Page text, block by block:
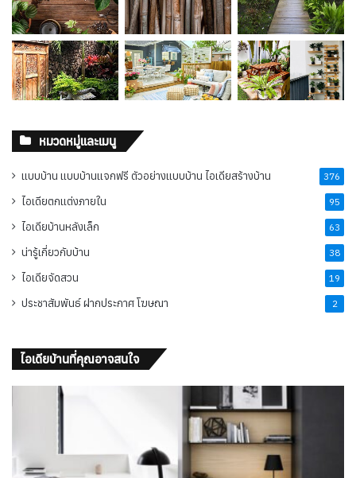
หมวดหมู่และเมนู
แบบบ้าน แบบบ้านแจกฟรี ตัวอย่างแบบบ้าน ไอเดียสร้างบ้าน 376
ไอเดียตกแต่งภายใน 95
ไอเดียบ้านหลังเล็ก 63
น่ารู้เกี่ยวกับบ้าน 38
ไอเดียจัดสวน 19
ประชาสัมพันธ์ ฝากประกาศ โฆษณา 2
ไอเดียบ้านที่คุณอาจสนใจ